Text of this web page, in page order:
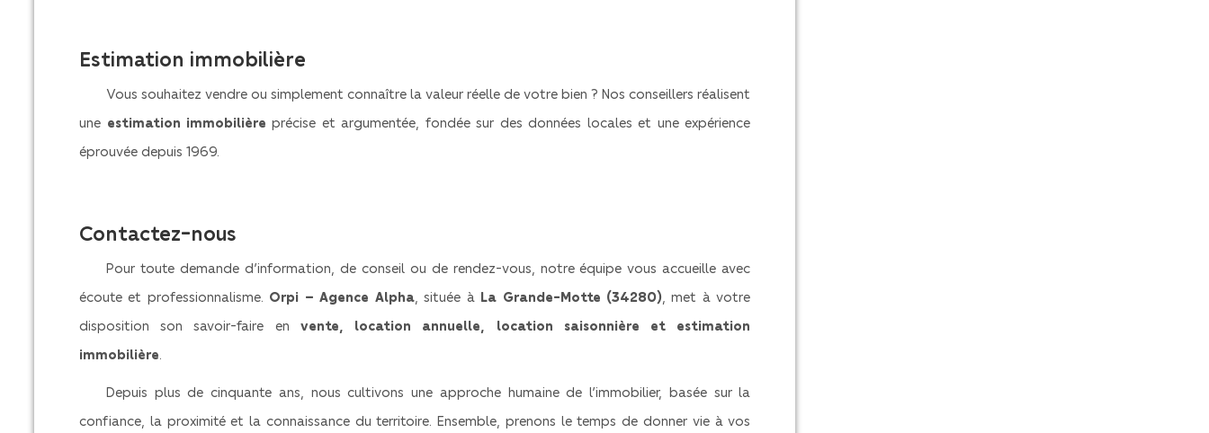
Estimation immobilière
Vous souhaitez vendre ou simplement connaître la valeur réelle de votre bien ? Nos conseillers réalisent
une estimation immobilière précise et argumentée, fondée sur des données locales et une expérience
éprouvée depuis 1969.
Contactez-nous
Pour toute demande d’information, de conseil ou de rendez-vous, notre équipe vous accueille avec
écoute et professionnalisme. Orpi – Agence Alpha, située à La Grande-Motte (34280), met à votre
disposition son savoir-faire en vente, location annuelle, location saisonnière et estimation
immobilière.
Depuis plus de cinquante ans, nous cultivons une approche humaine de l’immobilier, basée sur la
confiance, la proximité et la connaissance du territoire. Ensemble, prenons le temps de donner vie à vos